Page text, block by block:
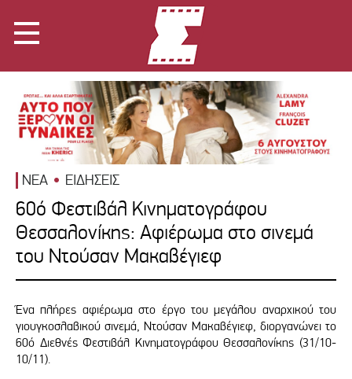
ΝΕΑ ΕΙΔΗΣΕΙΣ
60ό Φεστιβάλ Κινηματογράφου
Θεσσαλονίκης: Αφιέρωμα στο σινεμά
του Ντούσαν Μακαβέγιεφ
Ένα πλήρες αφιέρωμα στο έργο του μεγάλου αναρχικού του
γιουγκοσλαβικού σινεμά, Ντούσαν Μακαβέγιεφ, διοργανώνει το
60ό Διεθνές Φεστιβάλ Κινηματογράφου Θεσσαλονίκης (31/10-
10/11).